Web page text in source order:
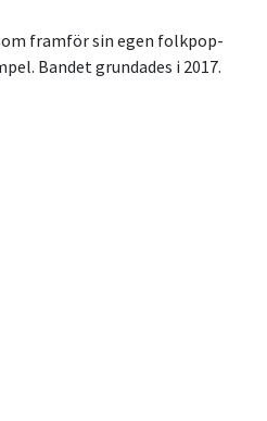
framför sin egen folkpop-
Bandet grundades i 2017.